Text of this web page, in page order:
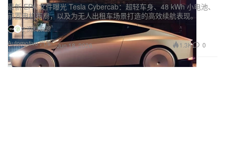
Automotive 汽车
最新 EPA 文件曝光 Tesla Cybercab：超轻车身、48 kWh 小电池、
前置电机布局，以及为无人出租车场景打造的高效续航表现。
2 资料来源
Jun 18, 2026
1.3K 0